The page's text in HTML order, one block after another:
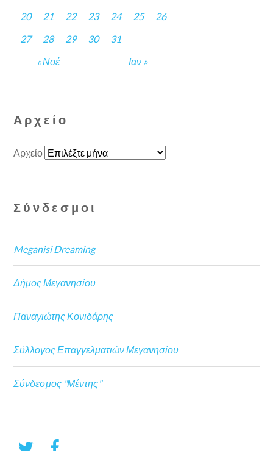
« Νοέ Ιαν »
20
21 22 23 24 25
26
27
28 29 30 31
Αρχείο
Αρχείο
Σύνδεσμοι
Meganisi Dreaming
Δήμος Μεγανησίου
Παναγιώτης Κονιδάρης
Σύλλογος Επαγγελματιών Μεγανησίου
Σύνδεσμος "Μέντης"